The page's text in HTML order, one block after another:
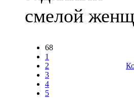
смелой
68
1
2
3
4
5